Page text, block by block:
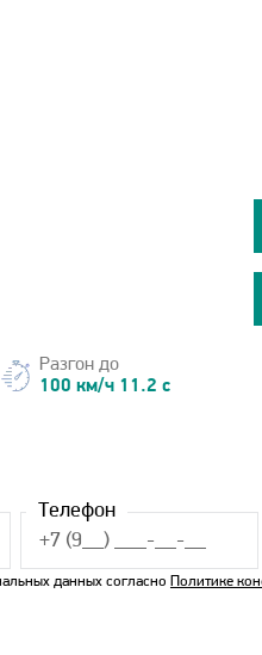
Разгон до
100 км/ч 11.2 с
Телефон
данных согласно Политике